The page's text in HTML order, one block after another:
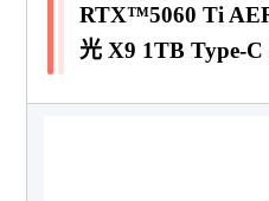
RTX™5060 Ti
光 X9 1TB Type-C